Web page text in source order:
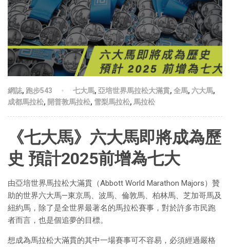
網誌, 跑步543 七大馬, 亞培世界馬拉松大滿貫, 全馬, 六大馬,
成都馬拉松, 開普敦馬拉松, 雪梨馬拉松, 馬拉松
《七大馬》六大馬即將成為歷
史 預計2025前增為七大
由亞培世界馬拉松大滿貫（Abbott World Marathon Majors）贊
助的世界六大馬—東京馬、波馬、倫敦馬、柏林馬、芝加哥馬及
紐約馬，除了是全世界最著名的馬拉松賽事，對於許多市民跑
者而言，也是個追夢的目標。
想成為馬拉松大滿貫的其中一場賽事可不容易，必須經過嚴格